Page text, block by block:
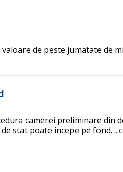
de peste jumatate de
camerei preliminare din
stat poate incepe pe fond.